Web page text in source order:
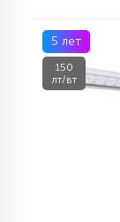
5 лет
150
лт/вт